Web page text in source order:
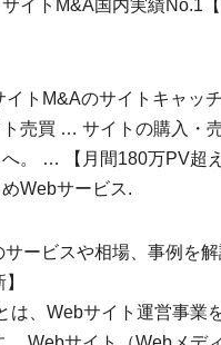
イトM&A国内実績No.1
トM&Aのサイトキャッチ
ト売買 … サイトの購入・
。 … 【月間180万PV超
Webサービス.
ービスや相場、事例を解
は、Webサイト運営事業